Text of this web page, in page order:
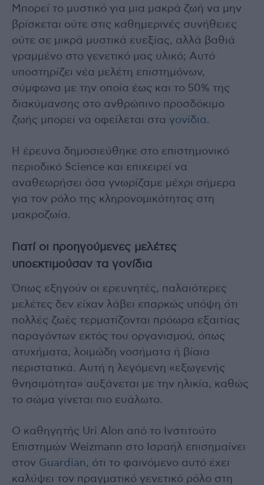
Μπορεί το μυστικό για μια μακρά ζωή να μην
βρίσκεται ούτε στις καθημερινές συνήθειες
ούτε σε μικρά μυστικά ευεξίας, αλλά βαθιά
γραμμένο στο γενετικό μας υλικό; Αυτό
υποστηρίζει νέα μελέτη επιστημόνων,
σύμφωνα με την οποία έως και το 50% της
διακύμανσης στο ανθρώπινο προσδόκιμο
ζωής μπορεί να οφείλεται στα γονίδια.
Η έρευνα δημοσιεύθηκε στο επιστημονικό
περιοδικό Science και επιχειρεί να
αναθεωρήσει όσα γνωρίζαμε μέχρι σήμερα
για τον ρόλο της κληρονομικότητας στη
μακροζωία.
Γιατί οι προηγούμενες μελέτες
υποεκτιμούσαν τα γονίδια
Όπως εξηγούν οι ερευνητές, παλαιότερες
μελέτες δεν είχαν λάβει επαρκώς υπόψη ότι
πολλές ζωές τερματίζονται πρόωρα εξαιτίας
παραγόντων εκτός του οργανισμού, όπως
ατυχήματα, λοιμώδη νοσήματα ή βίαια
περιστατικά. Αυτή η λεγόμενη «εξωγενής
θνησιμότητα» αυξάνεται με την ηλικία, καθώς
το σώμα γίνεται πιο ευάλωτο.
Ο καθηγητής Uri Alon από το Ινστιτούτο
Επιστημών Weizmann στο Ισραήλ επισημαίνει
στον Guardian, ότι το φαινόμενο αυτό έχει
καλύψει τον πραγματικό γενετικό ρόλο στη